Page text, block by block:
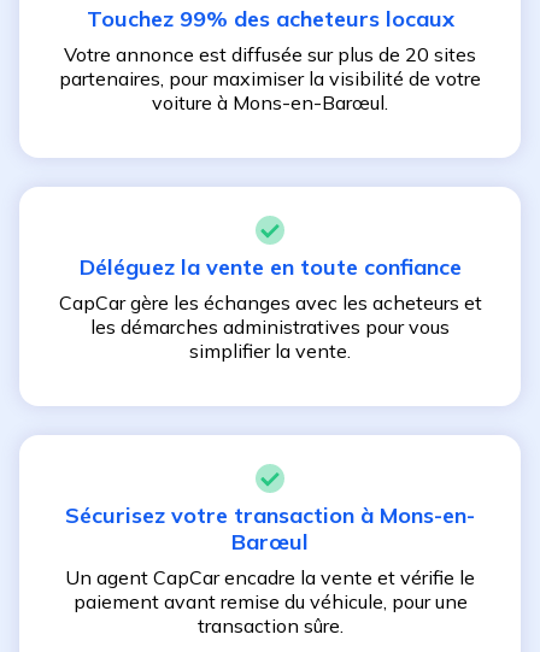
Touchez 99% des acheteurs locaux
Votre annonce est diffusée sur plus de 20 sites
partenaires, pour maximiser la visibilité de votre
voiture à Mons-en-Barœul.
Déléguez la vente en toute confiance
CapCar gère les échanges avec les acheteurs et
les démarches administratives pour vous
simplifier la vente.
Sécurisez votre transaction à Mons-en-
Barœul
Un agent CapCar encadre la vente et vérifie le
paiement avant remise du véhicule, pour une
transaction sûre.